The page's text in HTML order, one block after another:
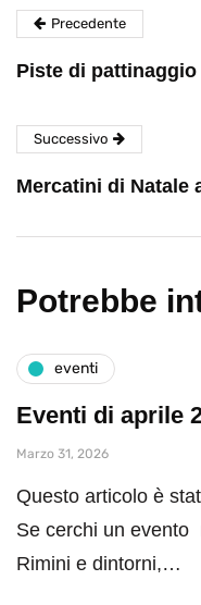
Precedente
Piste di
Successivo
Mercatini di Natale
Potrebbe
eventi
Eventi di aprile
Marzo 31, 2026
Questo articolo è
Se cerchi un evento
Rimini e dintorni,…